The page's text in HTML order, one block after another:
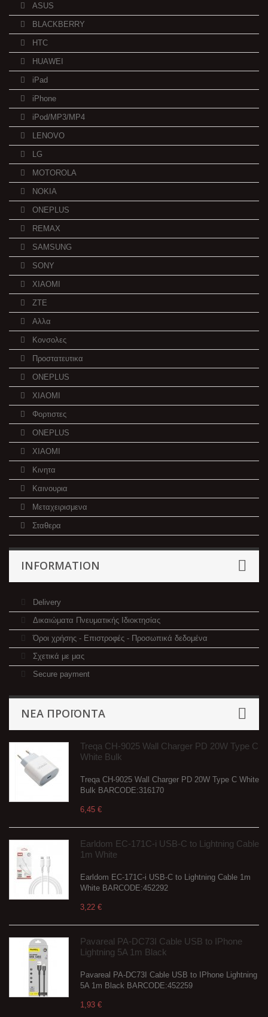
ASUS
BLACKBERRY
HTC
HUAWEI
iPad
iPhone
iPod/MP3/MP4
LENOVO
LG
MOTOROLA
NOKIA
ONEPLUS
REMAX
SAMSUNG
SONY
XIAOMI
ZTE
Αλλα
Κονσολες
Προστατευτικα
ONEPLUS
XIAOMI
Φορτιστες
ONEPLUS
XIAOMI
Κινητα
Καινουρια
Μεταχειρισμενα
Σταθερα
INFORMATION
Delivery
Δικαιώματα Πνευματικής Ιδιοκτησίας
Όροι χρήσης - Επιστροφές - Προσωπικά δεδομένα
Σχετικά με μας
Secure payment
ΝΈΑ ΠΡΟΪΌΝΤΑ
Treqa CH-9025 Wall Charger PD 20W Type C
White Bulk
Treqa CH-9025 Wall Charger PD 20W Type C White
Bulk BARCODE:316170
6,45 €
Earldom EC-171C-i USB-C to Lightning Cable
1m White
Earldom EC-171C-i USB-C to Lightning Cable 1m
White BARCODE:452292
3,22 €
Pavareal PA-DC73I Cable USB to IPhone
Lightning 5A 1m Black
Pavareal PA-DC73I Cable USB to IPhone Lightning
5A 1m Black BARCODE:452259
1,93 €